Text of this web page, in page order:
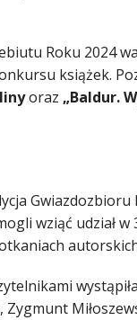
Roku 2024
książek.
oraz „Baldur.
wziąć udział